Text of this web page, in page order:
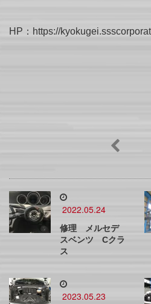
HP：https://
2022.05.24
修理 メルセデ
スベンツ Cクラ
ス
2023.05.23